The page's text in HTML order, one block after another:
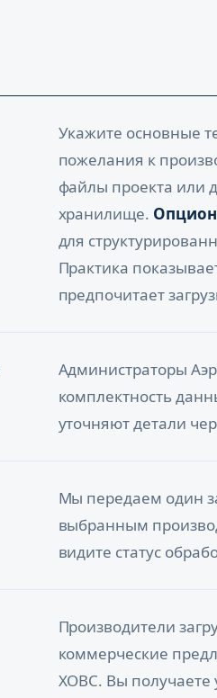
Укажите основные
пожелания к
файлы проекта или
хранилище.
для
Практика
предпочитает
Администраторы
комплектность
уточняют детали
Мы передаем один
выбранным
видите статус
Производители
коммерческие
ХОВС. Вы получаете